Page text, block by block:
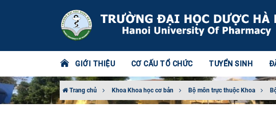
GIỚI THIỆU CƠ CẤU TỔ CHỨC TUYỂN SINH
Trang chủ Khoa Khoa học cơ bản Bộ môn trực thuộc Khoa